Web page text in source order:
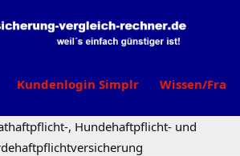
Kundenlogin Simplr Wissen/
, Hundehaftpflicht- und